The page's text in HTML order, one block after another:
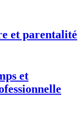
et parentalité
et